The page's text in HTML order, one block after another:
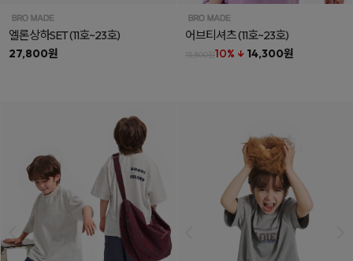
엘론상하SET(11호~23호)
27,800원
어브티셔츠(11호~23호)
15,800원10% ↓ 14,300원